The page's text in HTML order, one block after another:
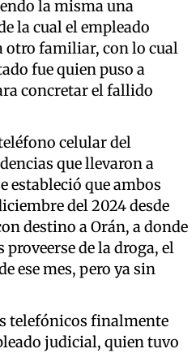
la misma una
la cual el empleado
otro familiar, con lo cual
fue quien puso a
concretar el fallido
celular del
que llevaron a
estableció que ambos
del 2024 desde
destino a Orán, a donde
de la droga, el
ese mes, pero ya sin
telefónicos finalmente
judicial, quien tuvo